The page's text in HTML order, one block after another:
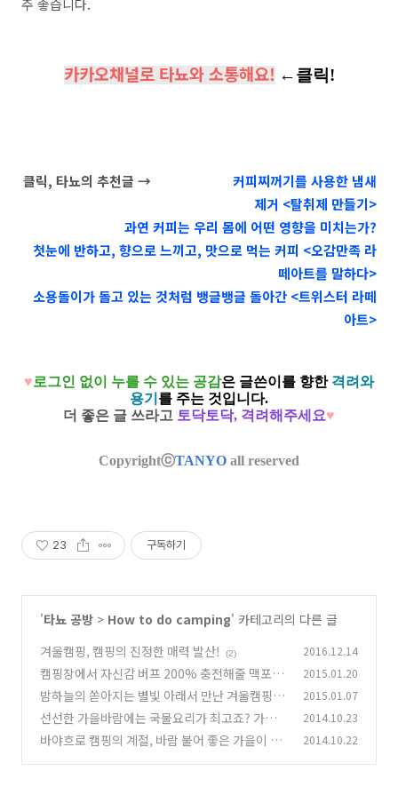
카카오채널로 타뇨와 소통해요! ←클릭!
클릭, 타뇨의 추천글 → 커피찌꺼기를 사용한 냄새
제거 <탈취제 만들기>
과연 커피는 우리 몸에 어떤 영향을 미치는가?
첫눈에 반하고, 향으로 느끼고, 맛으로 먹는 커피 <오감만족 라
떼아트를 말하다>
소용돌이가 돌고 있는 것처럼 뱅글뱅글 돌아간 <트위스터 라떼
아트>
♥로그인 없이 누를 수 있는 공감은 글쓴이를 향한 격려와
용기 를 주는 것입니다.
더 좋은 글 쓰라고 토닥토닥, 격려해주세요♥
CopyrightⓒTANYO all reserved
23 구독하기
'타뇨 공방 > How to do camping' 카테고리의 다른 글
겨울캠핑, 캠핑의 진정한 매력 발산!
(2) 2016.12.14
캠핑장에서 자신감 버프 200% 충전해줄 맥포스
의 <작업용 앞치마> (2)
2015.01.20
밤하늘의 쏟아지는 별빛 아래서 만난 겨울캠핑의
낭만! (19)
2015.01.07
선선한 가을바람에는 국물요리가 최고죠? 가을
의 보양식<소고기버섯전골>레시피
(0)
2014.10.23
바야흐로 캠핑의 계절, 바람 불어 좋은 가을이 왔
2014.10.22